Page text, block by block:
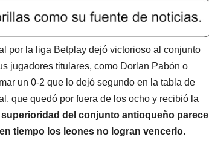
por la liga Betplay dejó victorioso al conjunto
jugadores titulares, como Dorlan Pabón o
un 0-2 que lo dejó segundo en la tabla de
que quedó por fuera de los ocho y recibió la
superioridad del conjunto antioqueño parece
tiempo los leones no logran vencerlo.